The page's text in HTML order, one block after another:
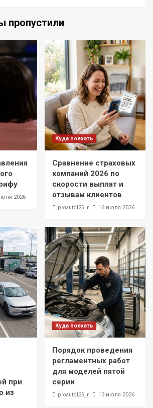
пропустили
2026
Куда поехать
Сравнение страховых
компаний 2026 по
скорости выплат и
отзывам клиентов
proauto125_r 16 июля 2026
при
из
Куда поехать
Порядок проведения
регламентных работ
для моделей пятой
серии
proauto125_r 13 июля 2026